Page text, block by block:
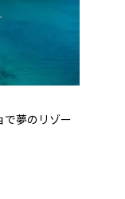
で夢のリゾー